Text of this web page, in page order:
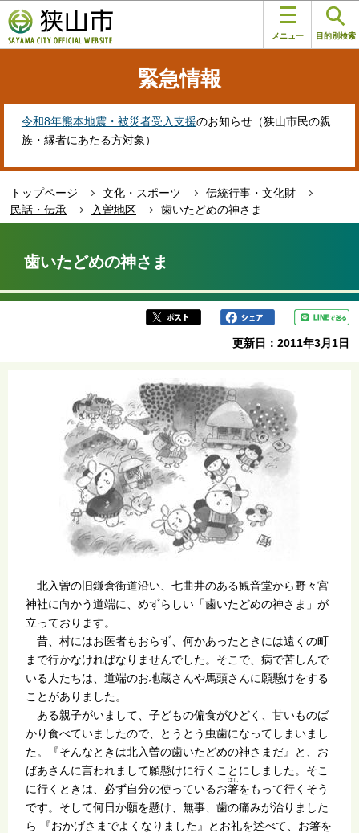
の
ペ
す
メニュー 目的別検索
緊急情報
令和8年熊本地震・被災者受入支援のお知らせ（狭山市民の親
族・縁者にあたる方対象）
トップページ 文化・スポーツ
伝統行事・文化財
民話・伝承
入曽地区
歯いたどめの神さま
か
歯いたどめの神さま
更新日：2011年3月1日
北入曽の旧鎌倉街道沿い、七曲井のある観音堂から野々宮
神社に向かう道端に、めずらしい「歯いたどめの神さま」が
立っております。
昔、村にはお医者もおらず、何かあったときには遠くの町
まで行かなければなりませんでした。そこで、病で苦しんで
いる人たちは、道端のお地蔵さんや馬頭さんに願懸けをする
ことがありました。
ある親子がいまして、子どもの偏食がひどく、甘いものば
かり食べていましたので、とうとう虫歯になってしまいまし
た。『そんなときは北入曽の歯いたどめの神さまだ』と、お
ばあさんに言われまして願懸けに行くことにしました。そこ
に行くときは、必ず自分の使っているお箸
はし
をもって行くそう
です。そして何日か願を懸け、無事、歯の痛みが治りました
ら 『おかげさまでよくなりました』とお礼を述べて、お箸を